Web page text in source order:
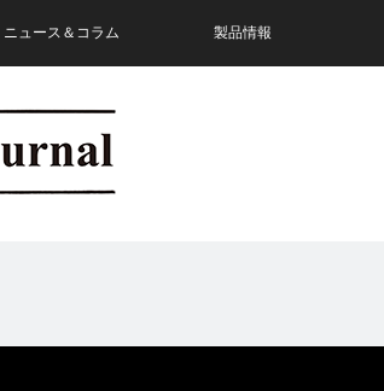
ニュース＆コラム 製品情報